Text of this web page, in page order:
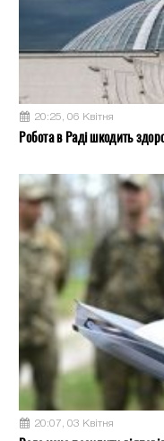
20:25, 06 Квітня
Робота в Раді шкодить
20:07, 03 Квітня